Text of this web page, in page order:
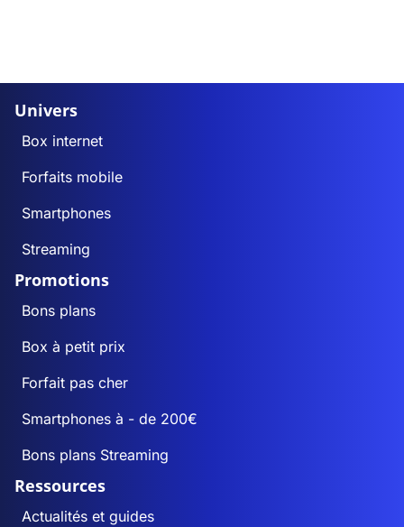
Univers
Box internet
Forfaits mobile
Smartphones
Streaming
Promotions
Bons plans
Box à petit prix
Forfait pas cher
Smartphones à - de 200€
Bons plans Streaming
Ressources
Actualités et guides